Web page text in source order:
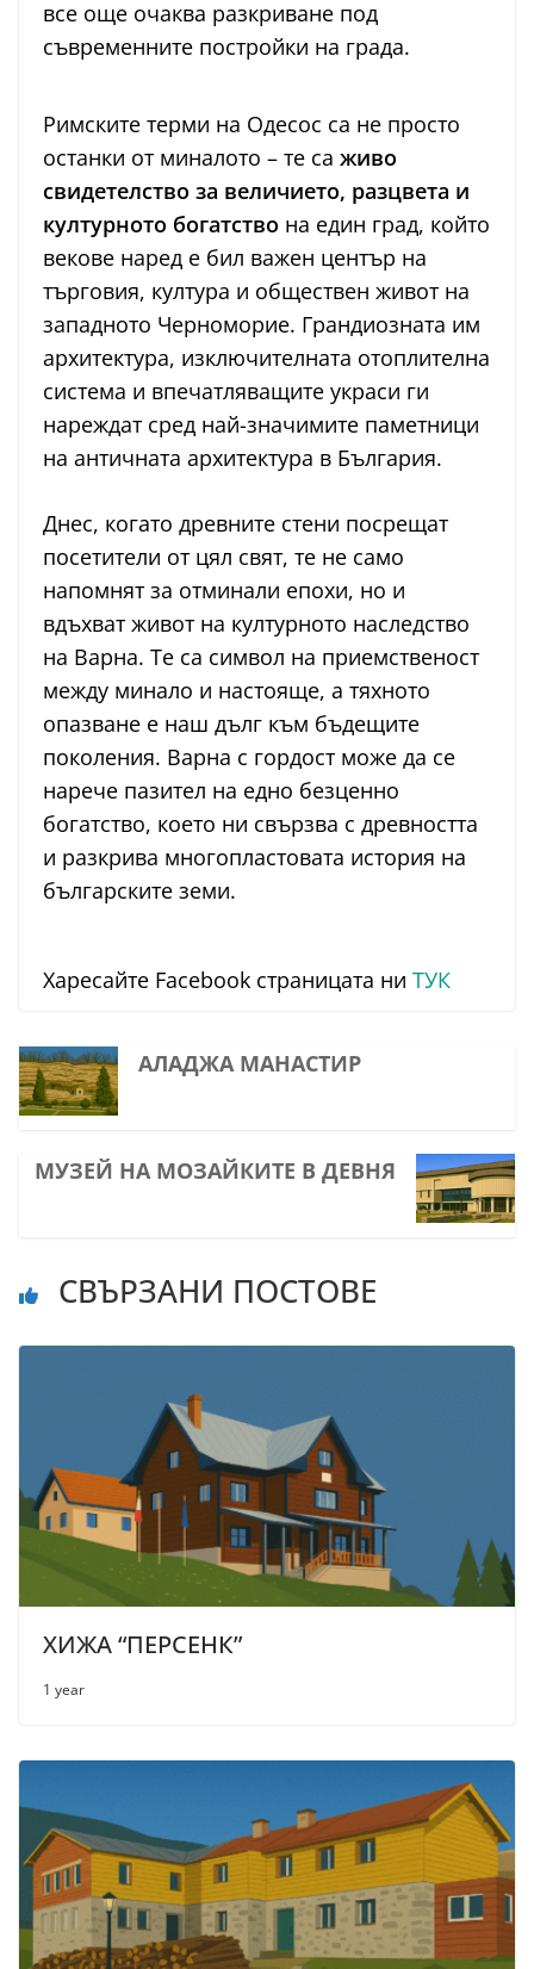
все още очаква разкриване под
съвременните постройки на града.
Римските терми на Одесос са не просто
останки от миналото – те са живо
свидетелство за величието, разцвета и
културното богатство на един град, който
векове наред е бил важен център на
търговия, култура и обществен живот на
западното Черноморие. Грандиозната им
архитектура, изключителната отоплителна
система и впечатляващите украси ги
нареждат сред най-значимите паметници
на античната архитектура в България.
Днес, когато древните стени посрещат
посетители от цял свят, те не само
напомнят за отминали епохи, но и
вдъхват живот на културното наследство
на Варна. Те са символ на приемственост
между минало и настояще, а тяхното
опазване е наш дълг към бъдещите
поколения. Варна с гордост може да се
нарече пазител на едно безценно
богатство, което ни свързва с древността
и разкрива многопластовата история на
българските земи.
Харесайте Facebook страницата ни ТУК
АЛАДЖА МАНАСТИР
МУЗЕЙ НА МОЗАЙКИТЕ В ДЕВНЯ
СВЪРЗАНИ ПОСТОВЕ
ХИЖА “ПЕРСЕНК”
1 year